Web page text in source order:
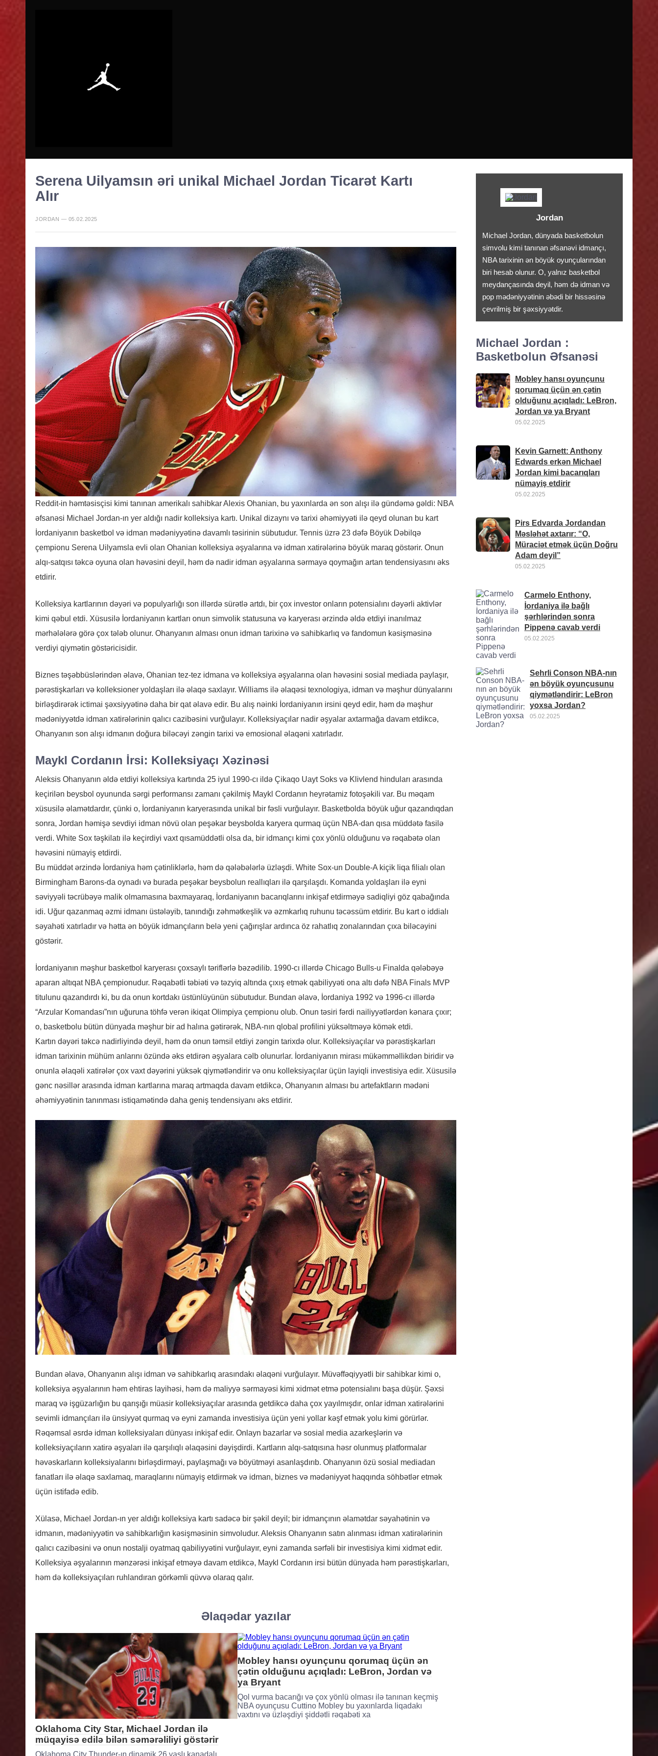
Serena Uilyamsın əri unikal Michael Jordan Ticarət Kartı
Alır
JORDAN — 05.02.2025
Reddit-in həmtəsisçisi kimi tanınan amerikalı sahibkar Alexis Ohanian, bu yaxınlarda ən son alışı ilə gündəmə gəldi: NBA
əfsanəsi Michael Jordan-ın yer aldığı nadir kolleksiya kartı. Unikal dizaynı və tarixi əhəmiyyəti ilə qeyd olunan bu kart
İordaniyanın basketbol və idman mədəniyyətinə davamlı təsirinin sübutudur. Tennis üzrə 23 dəfə Böyük Dəbilqə
çempionu Serena Uilyamsla evli olan Ohanian kolleksiya əşyalarına və idman xatirələrinə böyük maraq göstərir. Onun
alqı-satqısı təkcə oyuna olan həvəsini deyil, həm də nadir idman əşyalarına sərmayə qoymağın artan tendensiyasını əks
etdirir.
Kolleksiya kartlarının dəyəri və populyarlığı son illərdə sürətlə artdı, bir çox investor onların potensialını dəyərli aktivlər
kimi qəbul etdi. Xüsusilə İordaniyanın kartları onun simvolik statusuna və karyerası ərzində əldə etdiyi inanılmaz
mərhələlərə görə çox tələb olunur. Ohanyanın alması onun idman tarixinə və sahibkarlıq və fandomun kəsişməsinə
verdiyi qiymətin göstəricisidir.
Biznes təşəbbüslərindən əlavə, Ohanian tez-tez idmana və kolleksiya əşyalarına olan həvəsini sosial mediada paylaşır,
pərəstişkarları və kolleksioner yoldaşları ilə əlaqə saxlayır. Williams ilə əlaqəsi texnologiya, idman və məşhur dünyalarını
birləşdirərək ictimai şəxsiyyətinə daha bir qat əlavə edir. Bu alış nəinki İordaniyanın irsini qeyd edir, həm də məşhur
mədəniyyətdə idman xatirələrinin qalıcı cazibəsini vurğulayır. Kolleksiyaçılar nadir əşyalar axtarmağa davam etdikcə,
Ohanyanın son alışı idmanın doğura biləcəyi zəngin tarixi və emosional əlaqəni xatırladır.
Maykl Cordanın İrsi: Kolleksiyaçı Xəzinəsi
Aleksis Ohanyanın əldə etdiyi kolleksiya kartında 25 iyul 1990-cı ildə Çikaqo Uayt Soks və Klivlend hinduları arasında
keçirilən beysbol oyununda sərgi performansı zamanı çəkilmiş Maykl Cordanın heyrətamiz fotoşəkili var. Bu məqam
xüsusilə əlamətdardır, çünki o, İordaniyanın karyerasında unikal bir fəsli vurğulayır. Basketbolda böyük uğur qazandıqdan
sonra, Jordan həmişə sevdiyi idman növü olan peşəkar beysbolda karyera qurmaq üçün NBA-dan qısa müddətə fasilə
verdi. White Sox təşkilatı ilə keçirdiyi vaxt qısamüddətli olsa da, bir idmançı kimi çox yönlü olduğunu və rəqabətə olan
həvəsini nümayiş etdirdi.
Bu müddət ərzində İordaniya həm çətinliklərlə, həm də qələbələrlə üzləşdi. White Sox-un Double-A kiçik liqa filialı olan
Birmingham Barons-da oynadı və burada peşəkar beysbolun reallıqları ilə qarşılaşdı. Komanda yoldaşları ilə eyni
səviyyəli təcrübəyə malik olmamasına baxmayaraq, İordaniyanın bacarıqlarını inkişaf etdirməyə sadiqliyi göz qabağında
idi. Uğur qazanmaq əzmi idmanı üstələyib, tanındığı zəhmətkeşlik və əzmkarlıq ruhunu təcəssüm etdirir. Bu kart o iddialı
səyahəti xatırladır və hətta ən böyük idmançıların belə yeni çağırışlar ardınca öz rahatlıq zonalarından çıxa biləcəyini
göstərir.
İordaniyanın məşhur basketbol karyerası çoxsaylı təriflərlə bəzədilib. 1990-cı illərdə Chicago Bulls-u Finalda qələbəyə
aparan altıqat NBA çempionudur. Rəqabətli təbiəti və təzyiq altında çıxış etmək qabiliyyəti ona altı dəfə NBA Finals MVP
titulunu qazandırdı ki, bu da onun kortdakı üstünlüyünün sübutudur. Bundan əlavə, İordaniya 1992 və 1996-cı illərdə
“Arzular Komandası”nın uğuruna töhfə verən ikiqat Olimpiya çempionu olub. Onun təsiri fərdi nailiyyətlərdən kənara çıxır;
o, basketbolu bütün dünyada məşhur bir ad halına gətirərək, NBA-nın qlobal profilini yüksəltməyə kömək etdi.
Kartın dəyəri təkcə nadirliyində deyil, həm də onun təmsil etdiyi zəngin tarixdə olur. Kolleksiyaçılar və pərəstişkarları
idman tarixinin mühüm anlarını özündə əks etdirən əşyalara cəlb olunurlar. İordaniyanın mirası mükəmməllikdən biridir və
onunla əlaqəli xatirələr çox vaxt dəyərini yüksək qiymətləndirir və onu kolleksiyaçılar üçün layiqli investisiya edir. Xüsusilə
gənc nəsillər arasında idman kartlarına maraq artmaqda davam etdikcə, Ohanyanın alması bu artefaktların mədəni
əhəmiyyətinin tanınması istiqamətində daha geniş tendensiyanı əks etdirir.
Bundan əlavə, Ohanyanın alışı idman və sahibkarlıq arasındakı əlaqəni vurğulayır. Müvəffəqiyyətli bir sahibkar kimi o,
kolleksiya əşyalarının həm ehtiras layihəsi, həm də maliyyə sərmayəsi kimi xidmət etmə potensialını başa düşür. Şəxsi
maraq və işgüzarlığın bu qarışığı müasir kolleksiyaçılar arasında getdikcə daha çox yayılmışdır, onlar idman xatirələrini
sevimli idmançıları ilə ünsiyyət qurmaq və eyni zamanda investisiya üçün yeni yollar kəşf etmək yolu kimi görürlər.
Rəqəmsal əsrdə idman kolleksiyaları dünyası inkişaf edir. Onlayn bazarlar və sosial media azarkeşlərin və
kolleksiyaçıların xatirə əşyaları ilə qarşılıqlı əlaqəsini dəyişdirdi. Kartların alqı-satqısına həsr olunmuş platformalar
həvəskarların kolleksiyalarını birləşdirməyi, paylaşmağı və böyütməyi asanlaşdırıb. Ohanyanın özü sosial mediadan
fanatları ilə əlaqə saxlamaq, maraqlarını nümayiş etdirmək və idman, biznes və mədəniyyət haqqında söhbətlər etmək
üçün istifadə edib.
Xülasə, Michael Jordan-ın yer aldığı kolleksiya kartı sadəcə bir şəkil deyil; bir idmançının əlamətdar səyahətinin və
idmanın, mədəniyyətin və sahibkarlığın kəsişməsinin simvoludur. Aleksis Ohanyanın satın alınması idman xatirələrinin
qalıcı cazibəsini və onun nostalji oyatmaq qabiliyyətini vurğulayır, eyni zamanda sərfəli bir investisiya kimi xidmət edir.
Kolleksiya əşyalarının mənzərəsi inkişaf etməyə davam etdikcə, Maykl Cordanın irsi bütün dünyada həm pərəstişkarları,
həm də kolleksiyaçıları ruhlandıran görkəmli qüvvə olaraq qalır.
Əlaqədar yazılar
Oklahoma City Star, Michael Jordan ilə
müqayisə edilə bilən səmərəliliyi göstərir
Oklahoma City Thunder-ın dinamik 26 yaşlı kanadalı
Mobley hansı oyunçunu qorumaq üçün ən
çətin olduğunu açıqladı: LeBron, Jordan və
ya Bryant
Qol vurma bacarığı və çox yönlü olması ilə tanınan keçmiş
NBA oyunçusu Cuttino Mobley bu yaxınlarda liqadakı
vaxtını və üzləşdiyi şiddətli rəqabəti xa
Jordan
Michael Jordan, dünyada basketbolun
simvolu kimi tanınan əfsanəvi idmançı,
NBA tarixinin ən böyük oyunçularından
biri hesab olunur. O, yalnız basketbol
meydançasında deyil, həm də idman və
pop mədəniyyətinin əbədi bir hissəsinə
çevrilmiş bir şəxsiyyətdir.
Michael Jordan :
Basketbolun Əfsanəsi
Mobley hansı oyunçunu
qorumaq üçün ən çətin
olduğunu açıqladı: LeBron,
Jordan və ya Bryant
05.02.2025
Kevin Garnett: Anthony
Edwards erkən Michael
Jordan kimi bacarıqları
nümayiş etdirir
05.02.2025
Pirs Edvarda Jordandan
Məsləhət axtarır: “O,
Müraciət etmək üçün Doğru
Adam deyil”
05.02.2025
Carmelo Enthony,
İordaniya ilə bağlı
şərhlərindən sonra
Pippenə cavab verdi
05.02.2025
Sehrli Conson NBA-nın
ən böyük oyunçusunu
qiymətləndirir: LeBron
yoxsa Jordan?
05.02.2025